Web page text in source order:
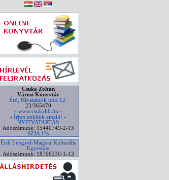
Csuka Zoltán
Városi Könyvtár
Érd, Hivatalnok utca 12.
23/365470
- www.csukalib.hu -
- Írjon nekünk emailt! -
NYITVATARTÁS
Adószámunk: 15440749-2-13
SZJA 1%
Érdi Lengyel-Magyar Kulturális
Egyesület
Adószámunk: 18706330-1-13